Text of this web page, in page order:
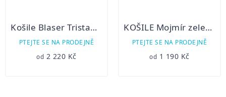
Košile Blaser Tristan 22
PTEJTE SE NA PRODEJNĚ
od 2 220 Kč
KOŠILE Mojmír zelená- dlouhý rukáv
PTEJTE SE NA PRODEJNĚ
od 1 190 Kč